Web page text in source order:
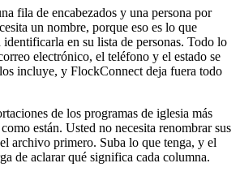
fila de encabezados y una persona por
un nombre, porque eso es lo que
en su lista de personas. Todo lo
electrónico, el teléfono y el estado se
incluye, y FlockConnect deja fuera todo
de los programas de iglesia más
están. Usted no necesita renombrar sus
archivo primero. Suba lo que tenga, y el
de aclarar qué significa cada columna.